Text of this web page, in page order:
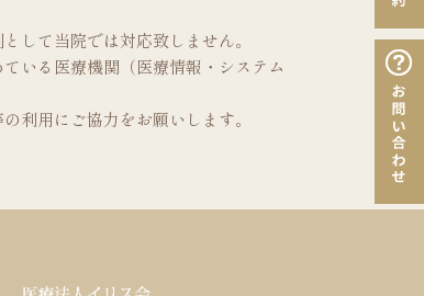
して当院では対応致しません。
いる医療機関（医療情報・システム
利用にご協力をお願いします。